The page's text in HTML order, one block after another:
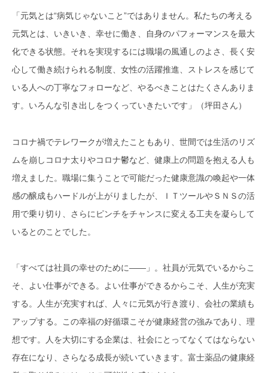
「元気とは“病気じゃないこと”ではありません。私たちの考える
元気とは、いきいき、幸せに働き、自身のパフォーマンスを最大
化できる状態。それを実現するには職場の風通しのよさ、長く安
心して働き続けられる制度、女性の活躍推進、ストレスを感じて
いる人への丁寧なフォローなど、やるべきことはたくさんありま
す。いろんな引き出しをつくっていきたいです」（坪田さん）
コロナ禍でテレワークが増えたこともあり、世間では生活のリズ
ムを崩しコロナ太りやコロナ鬱など、健康上の問題を抱える人も
増えました。職場に集うことで可能だった健康意識の喚起や一体
感の醸成もハードルが上がりましたが、ＩＴツールやＳＮＳの活
用で乗り切り、さらにピンチをチャンスに変える工夫を凝らして
いるとのことでした。
「すべては社員の幸せのために――」。社員が元気でいるからこ
そ、よい仕事ができる。よい仕事ができるからこそ、人生が充実
する。人生が充実すれば、人々に元気が行き渡り、会社の業績も
アップする。この幸福の好循環こそが健康経営の強みであり、理
想です。人を大切にする企業は、社会にとってなくてはならない
存在になり、さらなる成長が続いていきます。富士薬品の健康経